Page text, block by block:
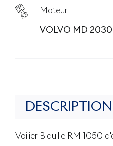
Moteur
VOLVO MD
DESCRIPTION
Voilier Biquille RM 1050